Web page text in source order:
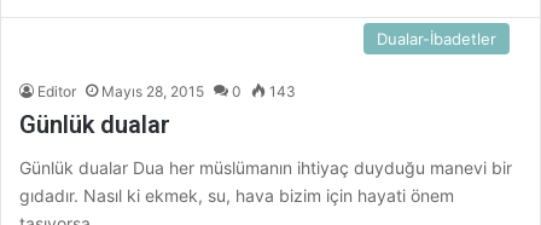
Dualar-İbadetler
Editor Mayıs 28, 2015 0 143
Günlük dualar
Günlük dualar Dua her müslümanın ihtiyaç duyduğu manevi bir
gıdadır. Nasıl ki ekmek, su, hava bizim için hayati önem